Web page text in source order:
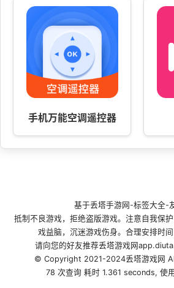
手机万能空调遥控器
基于丢塔手游网 -标签大全-
抵制不良游戏，拒绝盗版游戏。注意自我保
戏益脑，沉迷游戏伤身。合理安排时间
请向您的好友推荐丢塔游戏网
© Copyright 2021-2024丢塔游戏网
78 次查询 耗时 1.361 seconds, 使